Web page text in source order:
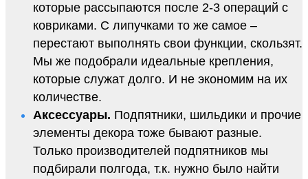
которые рассыпаются после 2-3 операций с
ковриками. С липучками то же самое –
перестают выполнять свои функции, скользят.
Мы же подобрали идеальные крепления,
которые служат долго. И не экономим на их
количестве.
Аксессуары. Подпятники, шильдики и прочие
элементы декора тоже бывают разные.
Только производителей подпятников мы
подбирали полгода, т.к. нужно было найти